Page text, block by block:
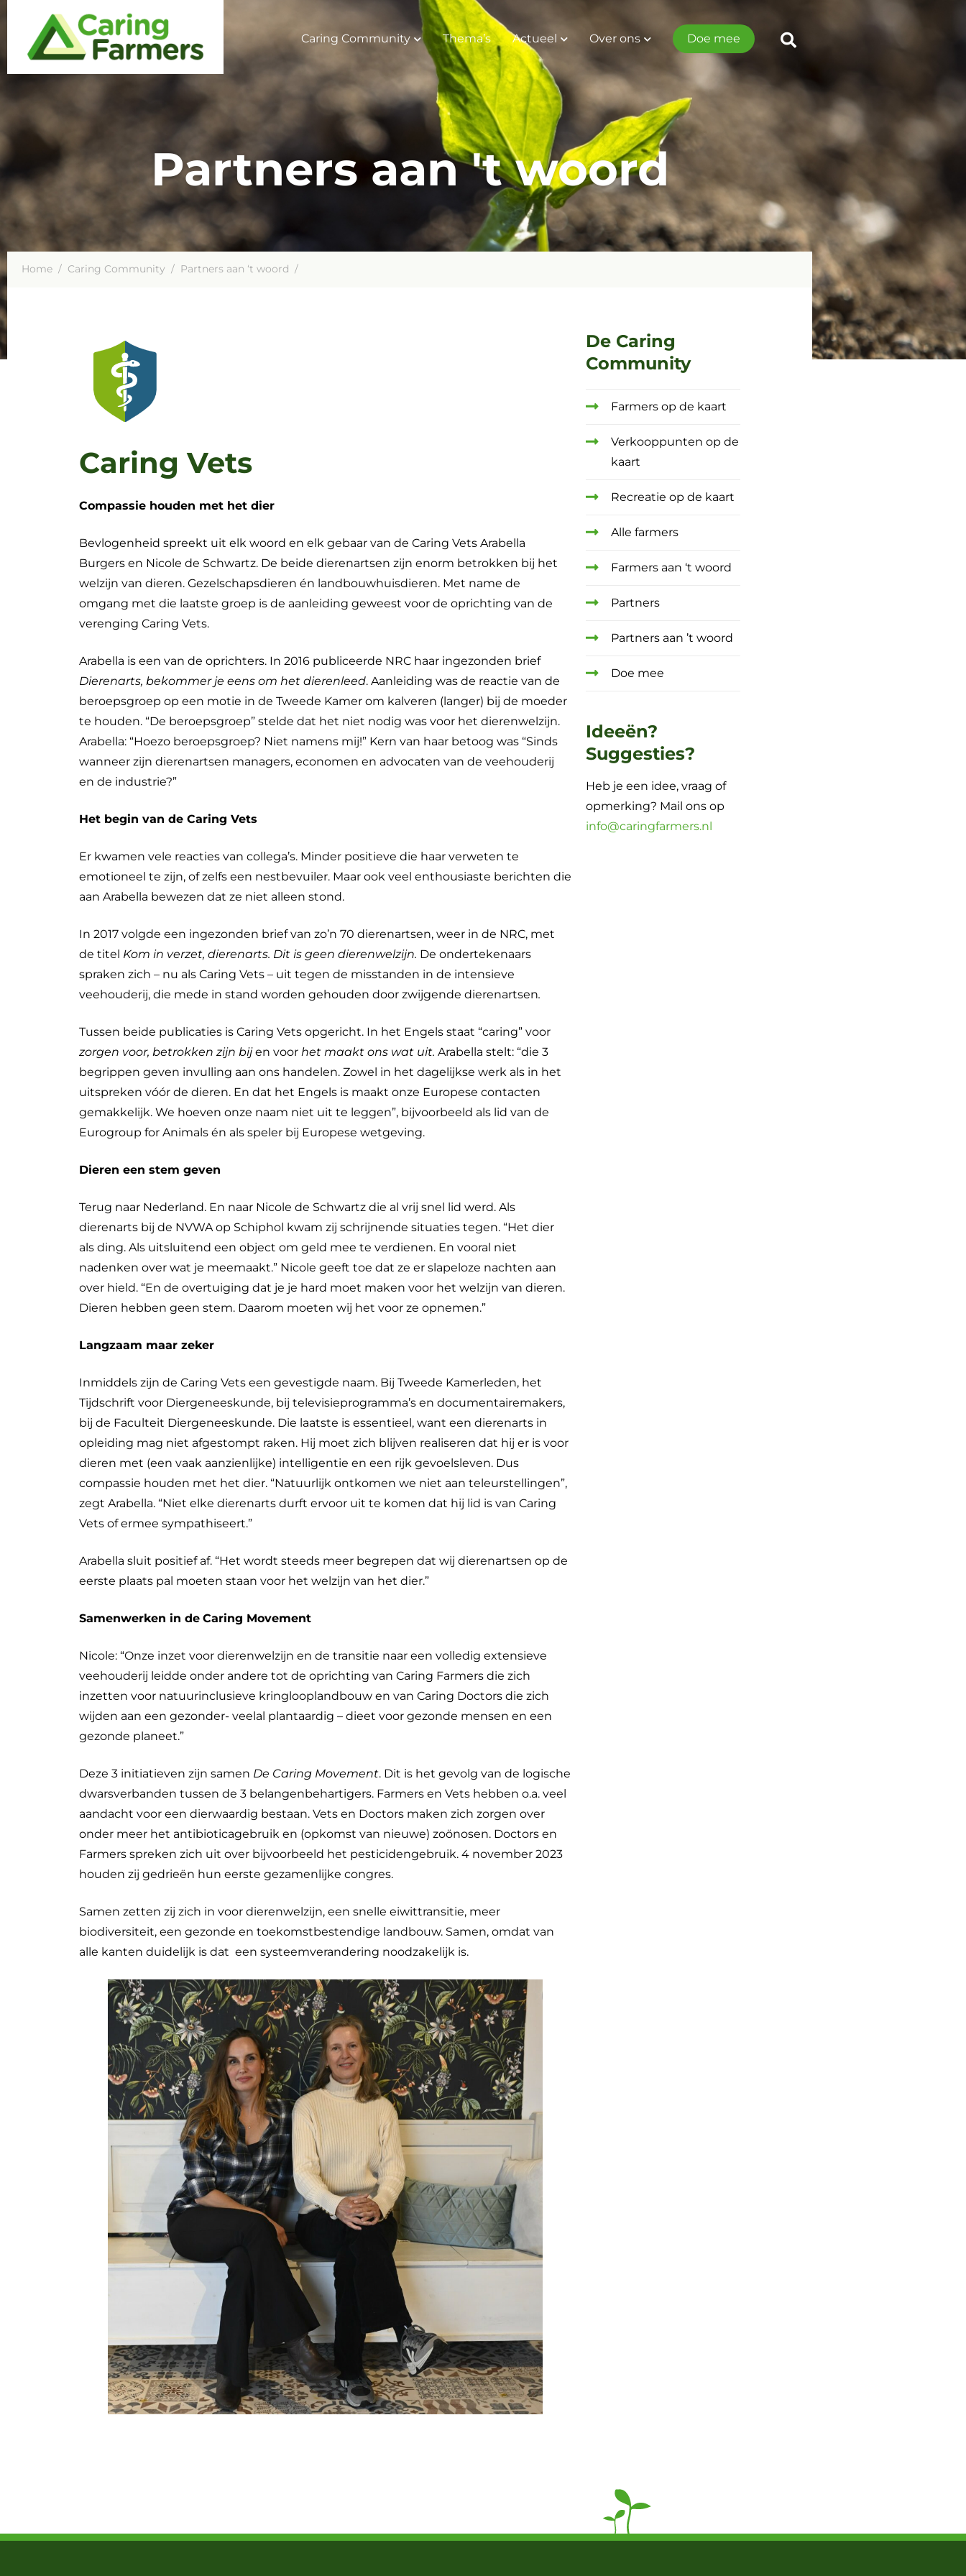
Caring Community Thema’s Actueel Over ons Doe mee
Partners aan 't woord
Home / Caring Community / Partners aan ‘t woord /
Caring Vets
Compassie houden met het dier
Bevlogenheid spreekt uit elk woord en elk gebaar van de Caring Vets Arabella
Burgers en Nicole de Schwartz. De beide dierenartsen zijn enorm betrokken bij het
welzijn van dieren. Gezelschapsdieren én landbouwhuisdieren. Met name de
omgang met die laatste groep is de aanleiding geweest voor de oprichting van de
verenging Caring Vets.
Arabella is een van de oprichters. In 2016 publiceerde NRC haar ingezonden brief
Dierenarts, bekommer je eens om het dierenleed. Aanleiding was de reactie van de
beroepsgroep op een motie in de Tweede Kamer om kalveren (langer) bij de moeder
te houden. “De beroepsgroep” stelde dat het niet nodig was voor het dierenwelzijn.
Arabella: “Hoezo beroepsgroep? Niet namens mij!” Kern van haar betoog was “Sinds
wanneer zijn dierenartsen managers, economen en advocaten van de veehouderij
en de industrie?”
Het begin van de Caring Vets
Er kwamen vele reacties van collega’s. Minder positieve die haar verweten te
emotioneel te zijn, of zelfs een nestbevuiler. Maar ook veel enthousiaste berichten die
aan Arabella bewezen dat ze niet alleen stond.
In 2017 volgde een ingezonden brief van zo’n 70 dierenartsen, weer in de NRC, met
de titel Kom in verzet, dierenarts. Dit is geen dierenwelzijn. De ondertekenaars
spraken zich – nu als Caring Vets – uit tegen de misstanden in de intensieve
veehouderij, die mede in stand worden gehouden door zwijgende dierenartsen.
Tussen beide publicaties is Caring Vets opgericht. In het Engels staat “caring” voor
zorgen voor, betrokken zijn bijen voor het maakt ons wat uit. Arabella stelt: “die 3
begrippen geven invulling aan ons handelen. Zowel in het dagelijkse werk als in het
uitspreken vóór de dieren. En dat het Engels is maakt onze Europese contacten
gemakkelijk. We hoeven onze naam niet uit te leggen”, bijvoorbeeld als lid van de
Eurogroup for Animals én als speler bij Europese wetgeving.
Dieren een stem geven
Terug naar Nederland. En naar Nicole de Schwartz die al vrij snel lid werd. Als
dierenarts bij de NVWA op Schiphol kwam zij schrijnende situaties tegen. “Het dier
als ding. Als uitsluitend een object om geld mee te verdienen. En vooral niet
nadenken over wat je meemaakt.” Nicole geeft toe dat ze er slapeloze nachten aan
over hield. “En de overtuiging dat je je hard moet maken voor het welzijn van dieren.
Dieren hebben geen stem. Daarom moeten wij het voor ze opnemen.”
Langzaam maar zeker
Inmiddels zijn de Caring Vets een gevestigde naam. Bij Tweede Kamerleden, het
Tijdschrift voor Diergeneeskunde, bij televisieprogramma’s en documentairemakers,
bij de Faculteit Diergeneeskunde. Die laatste is essentieel, want een dierenarts in
opleiding mag niet afgestompt raken. Hij moet zich blijven realiseren dat hij er is voor
dieren met (een vaak aanzienlijke) intelligentie en een rijk gevoelsleven. Dus
compassie houden met het dier. “Natuurlijk ontkomen we niet aan teleurstellingen”,
zegt Arabella. “Niet elke dierenarts durft ervoor uit te komen dat hij lid is van Caring
Vets of ermee sympathiseert.”
Arabella sluit positief af. “Het wordt steeds meer begrepen dat wij dierenartsen op de
eerste plaats pal moeten staan voor het welzijn van het dier.”
Samenwerken in de Caring Movement
Nicole: “Onze inzet voor dierenwelzijn en de transitie naar een volledig extensieve
veehouderij leidde onder andere tot de oprichting van Caring Farmers die zich
inzetten voor natuurinclusieve kringlooplandbouw en van Caring Doctors die zich
wijden aan een gezonder- veelal plantaardig – dieet voor gezonde mensen en een
gezonde planeet.”
Deze 3 initiatieven zijn samen De Caring Movement. Dit is het gevolg van de logische
dwarsverbanden tussen de 3 belangenbehartigers. Farmers en Vets hebben o.a. veel
aandacht voor een dierwaardig bestaan. Vets en Doctors maken zich zorgen over
onder meer het antibioticagebruik en (opkomst van nieuwe) zoönosen. Doctors en
Farmers spreken zich uit over bijvoorbeeld het pesticidengebruik. 4 november 2023
houden zij gedrieën hun eerste gezamenlijke congres.
Samen zetten zij zich in voor dierenwelzijn, een snelle eiwittransitie, meer
biodiversiteit, een gezonde en toekomstbestendige landbouw. Samen, omdat van
alle kanten duidelijk is dat een systeemverandering noodzakelijk is.
De Caring
Community
Farmers op de kaart
Verkooppunten op de
kaart
Recreatie op de kaart
Alle farmers
Farmers aan ‘t woord
Partners
Partners aan ’t woord
Doe mee
Ideeën?
Suggesties?
Heb je een idee, vraag of
opmerking? Mail ons op
info@caringfarmers.nl